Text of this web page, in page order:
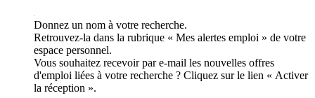
Donnez un nom à votre recherche.
Retrouvez-la dans la rubrique « Mes alertes emploi » de votre
espace personnel.
Vous souhaitez recevoir par e-mail les nouvelles offres
d'emploi liées à votre recherche ? Cliquez sur le lien « Activer
la réception ».